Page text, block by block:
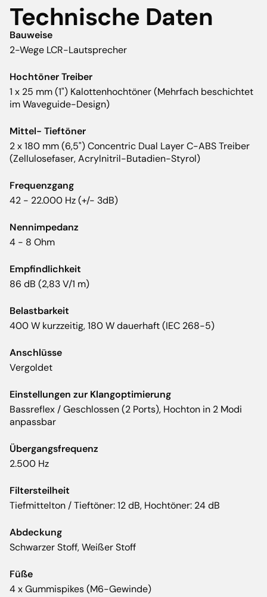
Technische Daten
Bauweise
2-Wege LCR-Lautsprecher
Hochtöner Treiber
1 x 25 mm (1") Kalottenhochtöner (Mehrfach beschichtet
im Waveguide-Design)
Mittel- Tieftöner
2 x 180 mm (6,5") Concentric Dual Layer C-ABS Treiber
(Zellulosefaser, Acrylnitril-Butadien-Styrol)
Frequenzgang
42 - 22.000 Hz (+/- 3dB)
Nennimpedanz
4 - 8 Ohm
Empfindlichkeit
86 dB (2,83 V/1 m)
Belastbarkeit
400 W kurzzeitig, 180 W dauerhaft (IEC 268-5)
Anschlüsse
Vergoldet
Einstellungen zur Klangoptimierung
Bassreflex / Geschlossen (2 Ports), Hochton in 2 Modi
anpassbar
Übergangsfrequenz
2.500 Hz
Filtersteilheit
Tiefmittelton / Tieftöner: 12 dB, Hochtöner: 24 dB
Abdeckung
Schwarzer Stoff, Weißer Stoff
Füße
4 x Gummispikes (M6-Gewinde)